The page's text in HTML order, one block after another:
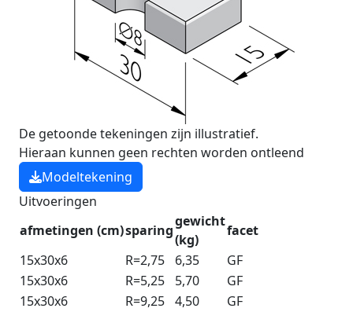
De getoonde tekeningen zijn illustratief.
Hieraan kunnen geen rechten worden ontleend
Modeltekening
Uitvoeringen
afmetingen (cm)sparing
gewicht
(kg)
facet
15x30x6
R=2,75 6,35
GF
15x30x6
R=5,25 5,70
GF
15x30x6
R=9,25 4,50
GF